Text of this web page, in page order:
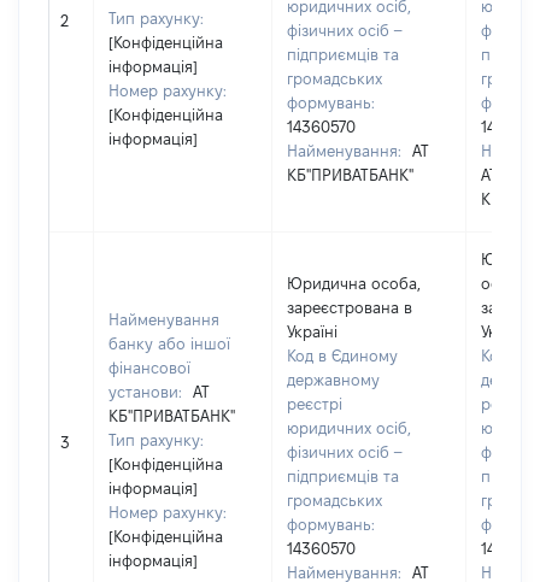
2
Тип рахунку:
[Конфіденційна
інформація]
Номер рахунку:
[Конфіденційна
інформація]
юридичних осіб,
фізичних осіб –
підприємців та
громадських
формувань:
14360570
Найменування:
АТ
КБ"ПРИВАТБАНК"
АТ
3
Найменування
банку або іншої
фінансової
установи:
АТ
КБ"ПРИВАТБАНК"
Тип рахунку:
[Конфіденційна
інформація]
Номер рахунку:
[Конфіденційна
інформація]
Юридична особа,
зареєстрована в
Україні
Код в Єдиному
державному
реєстрі
юридичних осіб,
фізичних осіб –
підприємців та
громадських
формувань:
14360570
Найменування:
АТ
особа,
Україні
Код в
реєстрі